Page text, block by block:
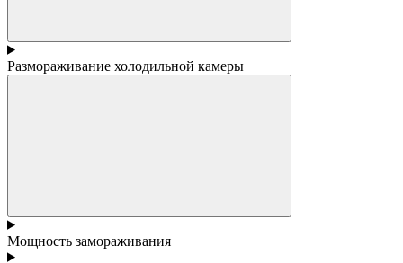
Размораживание холодильной камеры
Мощность замораживания